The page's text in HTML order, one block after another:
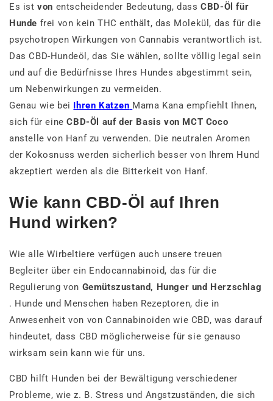
Es istvon entscheidender Bedeutung, dassCBD-Öl für
Hunde frei von kein THC enthält, das Molekül, das für die
psychotropen Wirkungen von Cannabis verantwortlich ist.
Das CBD-Hundeöl, das Sie wählen, sollte völlig legal sein
und auf die Bedürfnisse Ihres Hundes abgestimmt sein,
um Nebenwirkungen zu vermeiden.
Genau wie bei Ihren Katzen Mama Kana empfiehlt Ihnen,
sich für eineCBD-Öl auf der Basis von MCT Coco
anstelle von Hanf zu verwenden. Die neutralen Aromen
der Kokosnuss werden sicherlich besser von Ihrem Hund
akzeptiert werden als die Bitterkeit von Hanf.
Wie kann CBD-Öl auf Ihren
Hund wirken?
Wie alle Wirbeltiere verfügen auch unsere treuen
Begleiter über ein Endocannabinoid, das für die
Regulierung von Gemütszustand, Hunger und Herzschlag
. Hunde und Menschen haben Rezeptoren, die in
Anwesenheit von von Cannabinoiden wie CBD, was darauf
hindeutet, dass CBD möglicherweise für sie genauso
wirksam sein kann wie für uns.
CBD hilft Hunden bei der Bewältigung verschiedener
Probleme, wie z. B. Stress und Angstzuständen, die sich